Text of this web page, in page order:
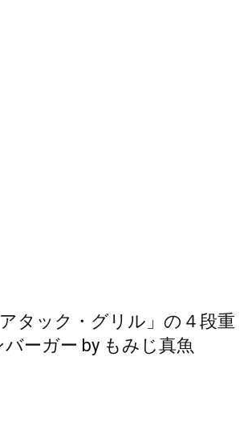
アタック・グリル」の４段重
バーガー by もみじ真魚